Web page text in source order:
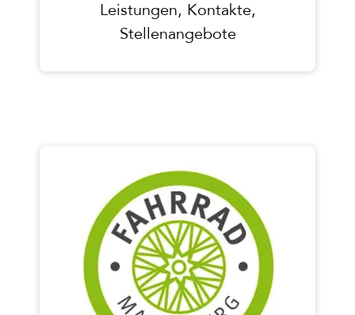
Leistungen, Kontakte,
Stellenangebote